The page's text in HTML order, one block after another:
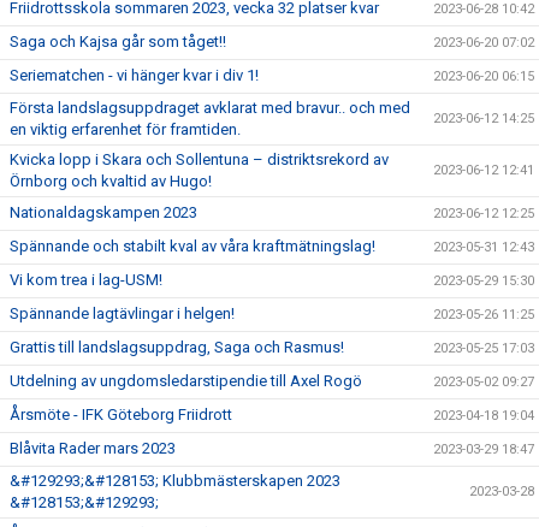
Friidrottsskola sommaren 2023, vecka 32 platser kvar 2023-06-28 10:42
Saga och Kajsa går som tåget!! 2023-06-20 07:02
Seriematchen - vi hänger kvar i div 1! 2023-06-20 06:15
Första landslagsuppdraget avklarat med bravur.. och med
en viktig erfarenhet för framtiden.
2023-06-12 14:25
Kvicka lopp i Skara och Sollentuna – distriktsrekord av
Örnborg och kvaltid av Hugo!
2023-06-12 12:41
Nationaldagskampen 2023 2023-06-12 12:25
Spännande och stabilt kval av våra kraftmätningslag! 2023-05-31 12:43
Vi kom trea i lag-USM! 2023-05-29 15:30
Spännande lagtävlingar i helgen! 2023-05-26 11:25
Grattis till landslagsuppdrag, Saga och Rasmus! 2023-05-25 17:03
Utdelning av ungdomsledarstipendie till Axel Rogö 2023-05-02 09:27
Årsmöte - IFK Göteborg Friidrott 2023-04-18 19:04
Blåvita Rader mars 2023 2023-03-29 18:47
&#129293;&#128153; Klubbmästerskapen 2023
&#128153;&#129293;
2023-03-28